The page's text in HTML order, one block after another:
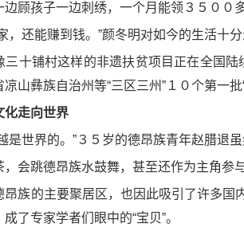
顾孩子一边刺绣，一个月能领３５００
，还能赚到钱。”颜冬明对如今的生活十分
三十铺村这样的非遗扶贫项目正在全国
山彝族自治州等“三区三州”１０个第一
化走向世界
是世界的。”３５岁的德昂族青年赵腊退
，会跳德昂族水鼓舞，甚至还作为主角
昂族的主要聚居区，也因此吸引了许多
了专家学者们眼中的“宝贝”。